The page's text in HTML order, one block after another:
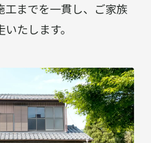
工までを一貫し、ご家族
たします。